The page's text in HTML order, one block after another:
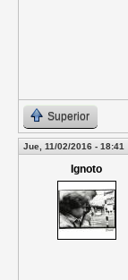
Superior
Jue, 11/02/2016 - 18:41
Ignoto